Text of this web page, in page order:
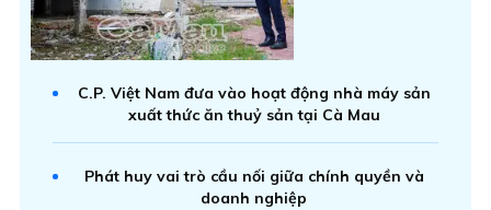
C.P. Việt Nam đưa vào hoạt động nhà máy sản
xuất thức ăn thuỷ sản tại Cà Mau
Phát huy vai trò cầu nối giữa chính quyền và
doanh nghiệp